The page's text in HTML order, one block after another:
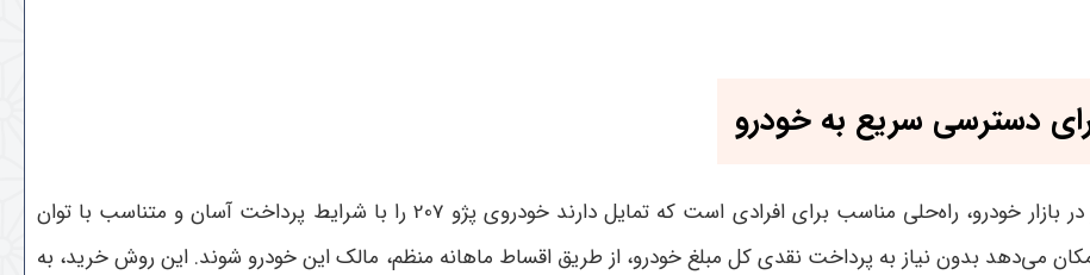
خرید اقساطی 207 به عنوان یک روش محبوب و پرطرفدار در بازار خودرو، راه‌حلی مناسب برای افرادی است که تمایل دارند خودروی پژو 207 را با شرایط پرداخت آسان و متناسب با توان
فروش اقساطی پژو 207 به خریداران امکان می‌دهد بدون نیاز به پرداخت نقدی کل مبلغ خودرو، از طریق اقساط ماهانه منظم، مالک این خودرو شوند. این روش خرید، به